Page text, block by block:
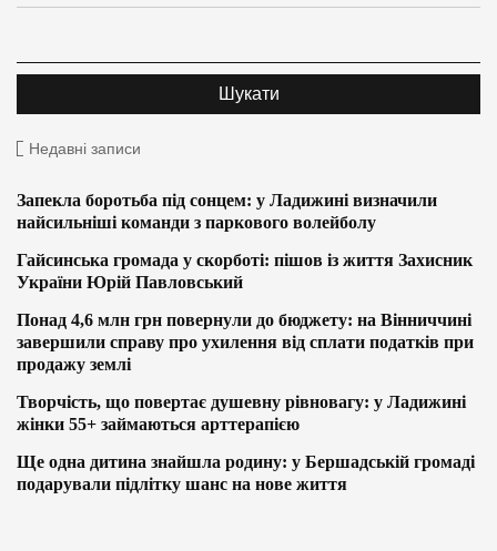
Недавні записи
Запекла боротьба під сонцем: у Ладижині визначили
найсильніші команди з паркового волейболу
Гайсинська громада у скорботі: пішов із життя Захисник
України Юрій Павловський
Понад 4,6 млн грн повернули до бюджету: на Вінниччині
завершили справу про ухилення від сплати податків при
продажу землі
Творчість, що повертає душевну рівновагу: у Ладижині
жінки 55+ займаються арттерапією
Ще одна дитина знайшла родину: у Бершадській громаді
подарували підлітку шанс на нове життя